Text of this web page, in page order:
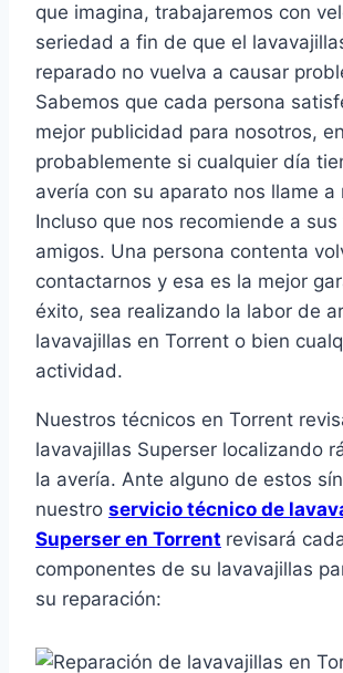
que imagina, trabajaremos con
seriedad a fin de que el
reparado no vuelva a causar
Sabemos que cada persona
mejor publicidad para nosotros,
probablemente si cualquier día
avería con su aparato nos llame a
Incluso que nos recomiende a
amigos. Una persona contenta
contactarnos y esa es la mejor
éxito, sea realizando la labor de
lavavajillas en Torrent o bien
actividad.
Nuestros técnicos en Torrent
lavavajillas Superser localizando
la avería. Ante alguno de estos
nuestro servicio técnico de
Superser en Torrent revisará
componentes de su lavavajillas
su reparación: